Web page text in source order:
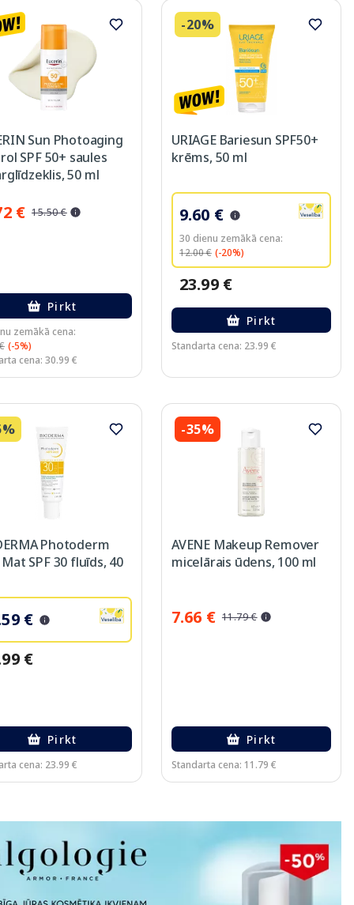
Sun Photoaging
SPF 50+ saules
50 ml
€ 15.50 €
Pirkt
zemākā cena:
(-5%)
cena: 30.99 €
-20%
URIAGE Bariesun SPF50+
krēms, 50 ml
9.60 €
30 dienu zemākā cena:
12.00 € (-20%)
23.99 €
Pirkt
Standarta cena: 23.99 €
Photoderm
SPF 30 fluīds, 40
€
€
Pirkt
cena: 23.99 €
-35%
AVENE Makeup Remover
micelārais ūdens, 100 ml
7.66 € 11.79 €
Pirkt
Standarta cena: 11.79 €